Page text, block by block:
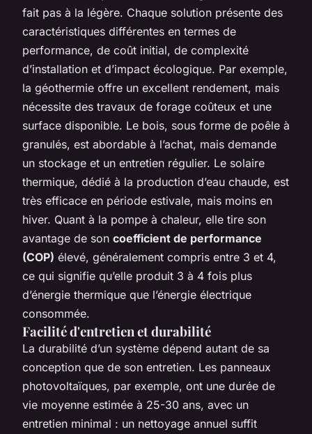
fait pas à la légère. Chaque solution présente des
caractéristiques différentes en termes de
performance, de coût initial, de complexité
d’installation et d’impact écologique. Par exemple,
la géothermie offre un excellent rendement, mais
nécessite des travaux de forage coûteux et une
surface disponible. Le bois, sous forme de poêle à
granulés, est abordable à l’achat, mais demande
un stockage et un entretien régulier. Le solaire
thermique, dédié à la production d’eau chaude, est
très efficace en période estivale, mais moins en
hiver. Quant à la pompe à chaleur, elle tire son
avantage de son coefficient de performance
(COP) élevé, généralement compris entre 3 et 4,
ce qui signifie qu’elle produit 3 à 4 fois plus
d’énergie thermique que l’énergie électrique
consommée.
Facilité d'entretien et durabilité
La durabilité d’un système dépend autant de sa
conception que de son entretien. Les panneaux
photovoltaïques, par exemple, ont une durée de
vie moyenne estimée à 25-30 ans, avec un
entretien minimal : un nettoyage annuel suffit